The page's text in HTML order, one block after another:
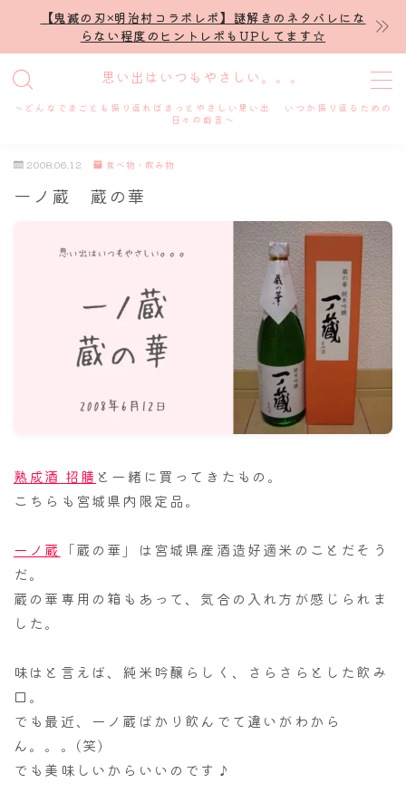
【鬼滅の刃×明治村コラボレポ】謎解きのネタバレにな
らない程度のヒントレポもUPしてます☆
思い出はいつもやさしい。。。
～どんなできごとも振り返ればきっとやさしい思い出 いつか振り返るための
日々の戯言～
MENU
プロフィール
2008.06.12 食べ物・飲み物
一ノ蔵 蔵の華
熟成酒 招膳 と一緒に買ってきたもの。
こちらも宮城県内限定品。
一ノ蔵
「蔵の華」は宮城県産酒造好適米のことだそう
だ。
蔵の華専用の箱もあって、気合の入れ方が感じられま
した。
味はと言えば、純米吟醸らしく、さらさらとした飲み
口。
でも最近、一ノ蔵ばかり飲んでて違いがわから
ん。。。(笑)
でも美味しいからいいのです♪